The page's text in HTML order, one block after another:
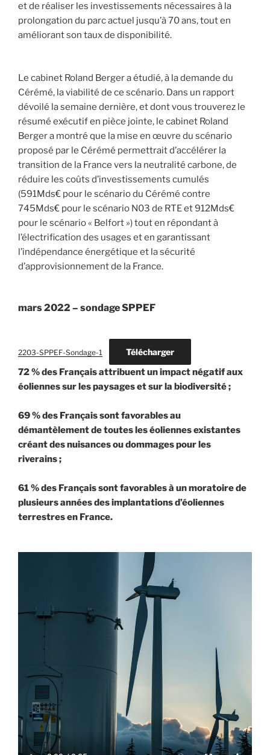
et de réaliser les investissements nécessaires à la
prolongation du parc actuel jusqu’à 70 ans, tout en
améliorant son taux de disponibilité.
Le cabinet Roland Berger a étudié, à la demande du
Cérémé, la viabilité de ce scénario. Dans un rapport
dévoilé la semaine dernière, et dont vous trouverez le
résumé exécutif en pièce jointe, le cabinet Roland
Berger a montré que la mise en œuvre du scénario
proposé par le Cérémé permettrait d’accélérer la
transition de la France vers la neutralité carbone, de
réduire les coûts d’investissements cumulés
(591Mds€ pour le scénario du Cérémé contre
745Mds€ pour le scénario N03 de RTE et 912Mds€
pour le scénario « Belfort ») tout en répondant à
l’électrification des usages et en garantissant
l’indépendance énergétique et la sécurité
d’approvisionnement de la France.
mars 2022 – sondage SPPEF
2203-SPPEF-Sondage-1 Télécharger
72 % des Français attribuent un impact négatif aux
éoliennes sur les paysages et sur la biodiversité ;
69 % des Français sont favorables au
démantèlement de toutes les éoliennes existantes
créant des nuisances ou dommages pour les
riverains ;
61 % des Français sont favorables à un moratoire de
plusieurs années des implantations d’éoliennes
terrestres en France.